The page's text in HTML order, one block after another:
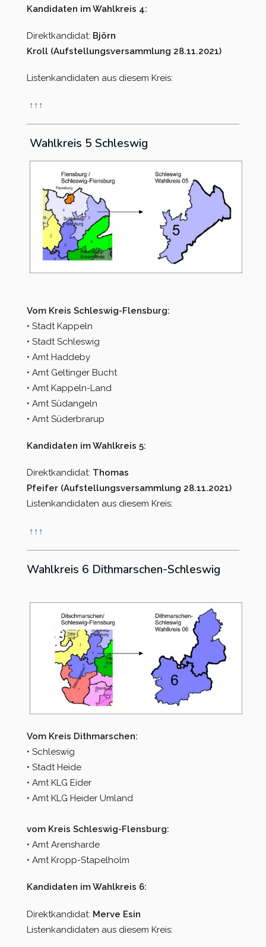
Kandidaten im Wahlkreis 4:
Direktkandidat: Björn
Kroll (Aufstellungsversammlung 28.11.2021)
Listenkandidaten aus diesem Kreis:
↑ ↑ ↑
Wahlkreis 5 Schleswig
Vom Kreis Schleswig-Flensburg:
• Stadt Kappeln
• Stadt Schleswig
• Amt Haddeby
• Amt Geltinger Bucht
• Amt Kappeln-Land
• Amt Südangeln
• Amt Süderbrarup
Kandidaten im Wahlkreis 5:
Direktkandidat: Thomas
Pfeifer (Aufstellungsversammlung 28.11.2021)
Listenkandidaten aus diesem Kreis:
↑ ↑ ↑
Wahlkreis 6 Dithmarschen-Schleswig
Vom Kreis Dithmarschen:
• Schleswig
• Stadt Heide
• Amt KLG Eider
• Amt KLG Heider Umland
vom Kreis Schleswig-Flensburg:
• Amt Arensharde
• Amt Kropp-Stapelholm
Kandidaten im Wahlkreis 6:
Direktkandidat: Merve Esin
Listenkandidaten aus diesem Kreis: